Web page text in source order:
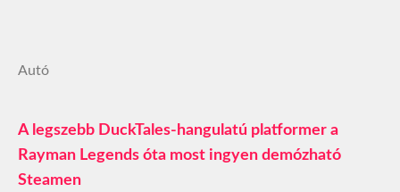
Autó
A legszebb DuckTales-hangulatú platformer a
Rayman Legends óta most ingyen demózható
Steamen